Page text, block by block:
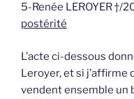
5-Renée LEROYER †/
postérité
L’acte ci-dessous
Leroyer, et si j’affirme
vendent ensemble un